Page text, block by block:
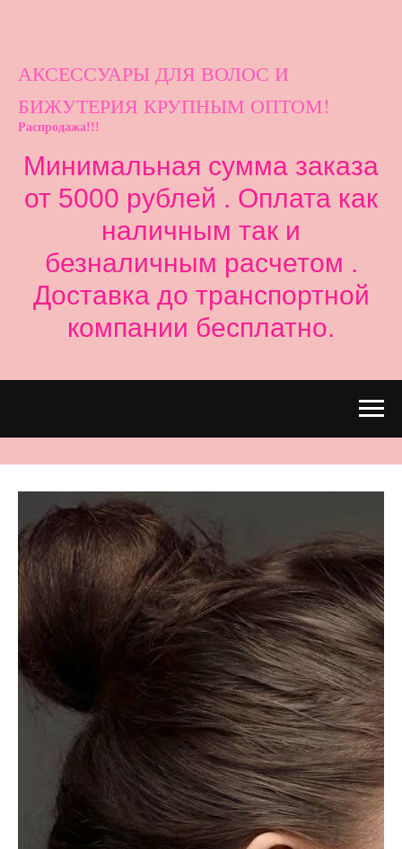
АКСЕССУАРЫ ДЛЯ ВОЛОС И
БИЖУТЕРИЯ КРУПНЫМ ОПТОМ!
Распродажа!!!
Минимальная сумма заказа
от 5000 рублей . Оплата как
наличным так и
безналичным расчетом .
Доставка до транспортной
компании бесплатно.